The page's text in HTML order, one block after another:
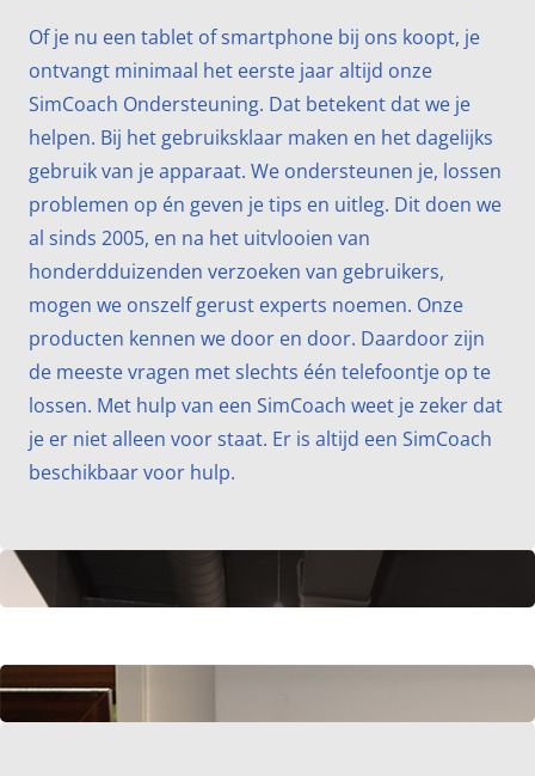
Of je nu een tablet of smartphone bij ons koopt, je
ontvangt minimaal het eerste jaar altijd onze
SimCoach Ondersteuning. Dat betekent dat we je
helpen. Bij het gebruiksklaar maken en het dagelijks
gebruik van je apparaat. We ondersteunen je, lossen
problemen op én geven je tips en uitleg. Dit doen we
al sinds 2005, en na het uitvlooien van
honderdduizenden verzoeken van gebruikers,
mogen we onszelf gerust experts noemen. Onze
producten kennen we door en door. Daardoor zijn
de meeste vragen met slechts één telefoontje op te
lossen. Met hulp van een SimCoach weet je zeker dat
je er niet alleen voor staat. Er is altijd een SimCoach
beschikbaar voor hulp.